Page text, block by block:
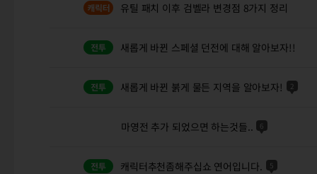
유틸 패치 이후 검벨라 변경점 8가지 정리
새롭게 바뀐 스페셜 던전에 대해 알아보자!!
새롭게 바뀐 붉게 물든 지역을 알아보자! 2
마영전 추가 되었으면 하는것들.. 6
캐릭터추천좀해주십쇼 연어입니다. 5